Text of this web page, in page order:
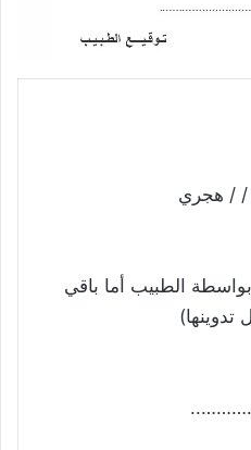
/ / هجري
الطبيب أما باقي
تدوينها)